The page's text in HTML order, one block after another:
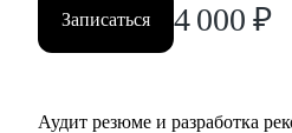
Записаться 4 000 ₽
Аудит резюме и разработка